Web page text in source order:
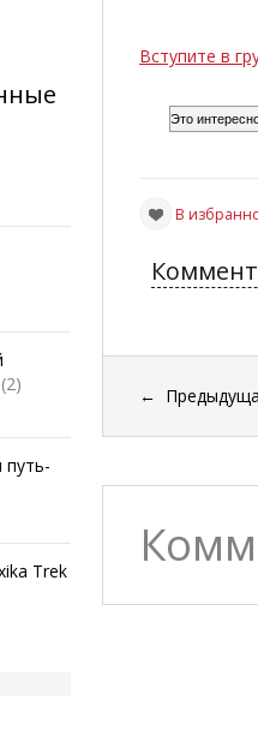
(2)
путь-
Trek
Вступите в
Это
В
←